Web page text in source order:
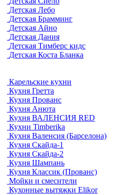
Детская Лебо
Детская Брамминг
Детская Айно
Детская Дания
Детская Тимберс кидс
Детская Коста Бланка
Карельские кухни
Кухня Гретта
Кухня Прованс
Кухня Анюта
Кухня ВАЛЕНСИЯ RED
Кухни Timberika
Кухня Валенсия (Барселона)
Кухня Скайда-1
Кухня Скайда-2
Кухня Шампань
Кухня Классик (Прованс)
Мойки и смесители
Кухонные вытяжки Elikor